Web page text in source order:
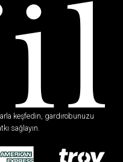
keşfedin, gardırobunuzu
sağlayın.